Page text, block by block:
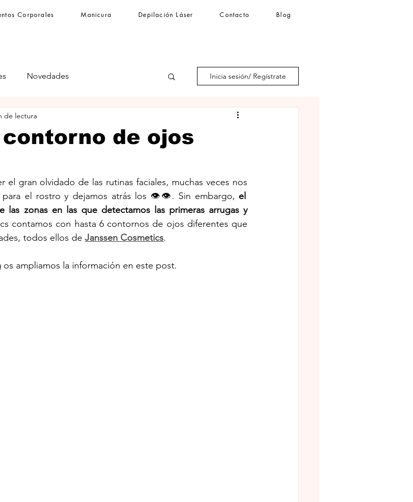
Corporales Manicura Depilación Láser Contacto Blog
Novedades Inicia sesión/ Regístrate
de ojos
de lectura
el gran olvidado de las rutinas faciales, muchas veces nos
para el rostro y dejamos atrás los 👁️👁️. ⁠Sin embargo, el
zonas en las que detectamos las primeras arrugas y
contamos con hasta 6 contornos de ojos diferentes que
todos ellos de Janssen Cosmetics.
os ampliamos la información en este post.